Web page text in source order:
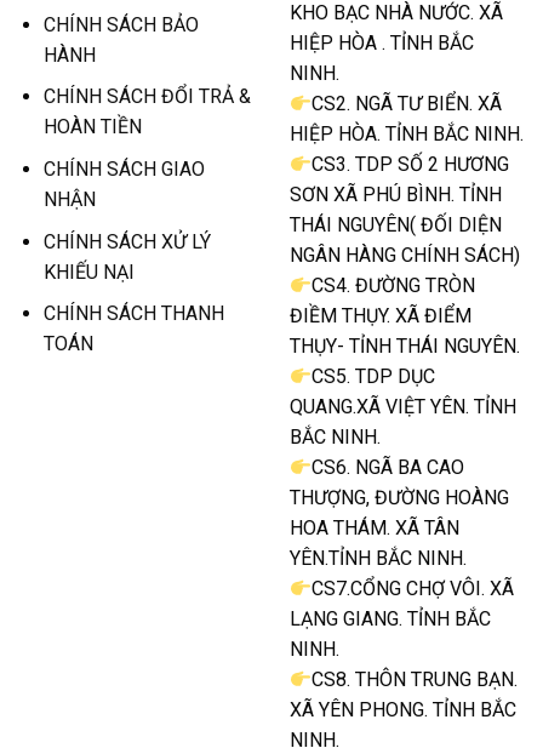
CHÍNH SÁCH BẢO
HÀNH
CHÍNH SÁCH ĐỔI TRẢ &
HOÀN TIỀN
CHÍNH SÁCH GIAO
NHẬN
CHÍNH SÁCH XỬ LÝ
KHIẾU NẠI
CHÍNH SÁCH THANH
TOÁN
KHO BẠC NHÀ NƯỚC. XÃ
HIỆP HÒA . TỈNH BẮC
NINH.
CS2. NGÃ TƯ BIỂN. XÃ
HIỆP HÒA. TỈNH BẮC NINH.
CS3. TDP SỐ 2 HƯƠNG
SƠN XÃ PHÚ BÌNH. TỈNH
THÁI NGUYÊN( ĐỐI DIỆN
NGÂN HÀNG CHÍNH SÁCH)
CS4. ĐƯỜNG TRÒN
ĐIỀM THỤY. XÃ ĐIỂM
THỤY- TỈNH THÁI NGUYÊN.
CS5. TDP DỤC
QUANG.XÃ VIỆT YÊN. TỈNH
BẮC NINH.
CS6. NGÃ BA CAO
THƯỢNG, ĐƯỜNG HOÀNG
HOA THÁM. XÃ TÂN
YÊN.TỈNH BẮC NINH.
CS7.CỔNG CHỢ VÔI. XÃ
LẠNG GIANG. TỈNH BẮC
NINH.
CS8. THÔN TRUNG BẠN.
XÃ YÊN PHONG. TỈNH BẮC
NINH.